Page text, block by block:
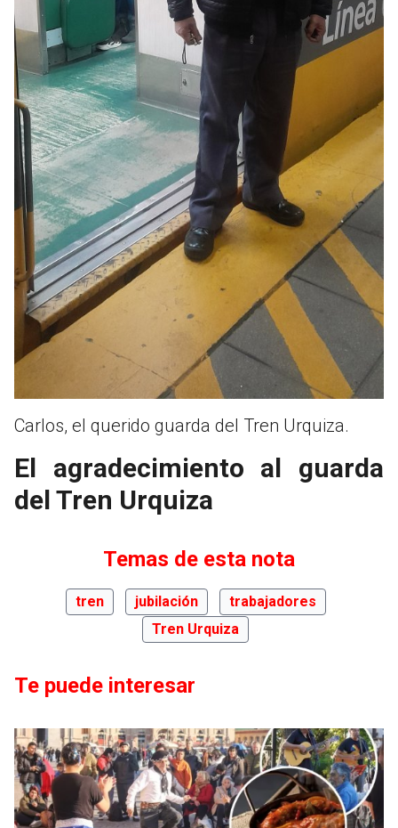
Carlos, el querido guarda del Tren Urquiza.
El agradecimiento al guarda
del Tren Urquiza
Temas de esta nota
tren jubilación
trabajadores
Tren Urquiza
Te puede interesar